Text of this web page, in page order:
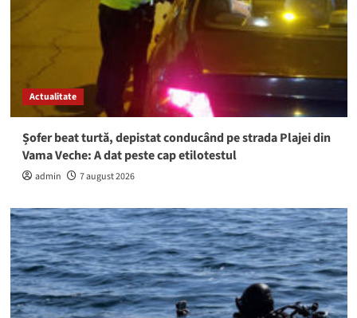
Actualitate
Șofer beat turtă, depistat conducând pe strada Plajei din
Vama Veche: A dat peste cap etilotestul
admin 7 august 2026